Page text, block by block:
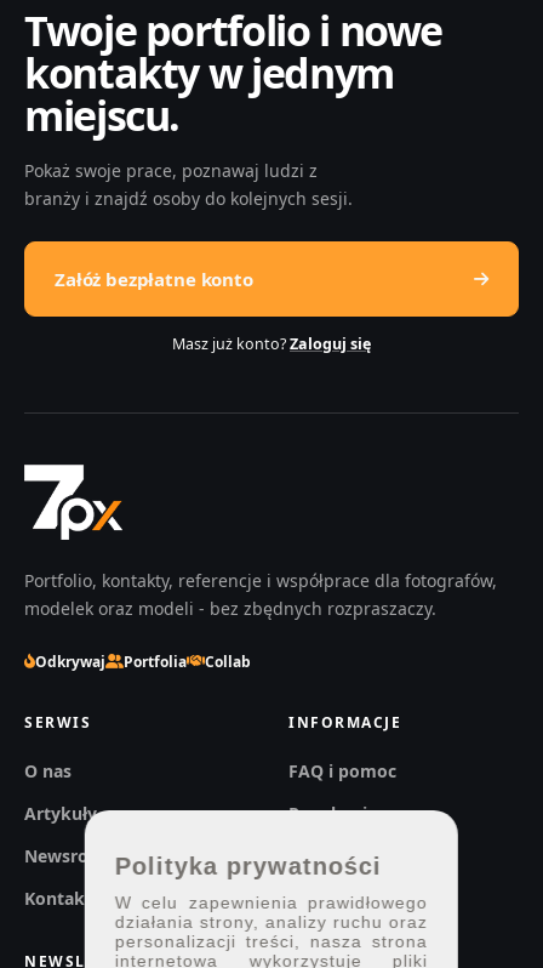
Twoje portfolio i nowe
kontakty w jednym
miejscu.
Pokaż swoje prace, poznawaj ludzi z
branży i znajdź osoby do kolejnych sesji.
Załóż bezpłatne konto
Masz już konto?Zaloguj się
Portfolio, kontakty, referencje i współprace dla fotografów,
modelek oraz modeli - bez zbędnych rozpraszaczy.
Odkrywaj Portfolia Collab
SERWIS
O nas
Artykuły
Newsroom
Kontakt
INFORMACJE
FAQ i pomoc
Regulaminy
Prywatność
NEWSLETTER
Polityka prywatności
W celu zapewnienia prawidłowego
działania strony, analizy ruchu oraz
personalizacji treści, nasza strona
internetowa wykorzystuje pliki